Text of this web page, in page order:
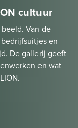
cultuur
Van de
en
De gallerij geeft
en wat